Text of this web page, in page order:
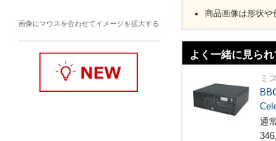
画像にマウスを合わせてイメージを拡大する
商品画像は形状や
よく一緒に見ら
ミ
通